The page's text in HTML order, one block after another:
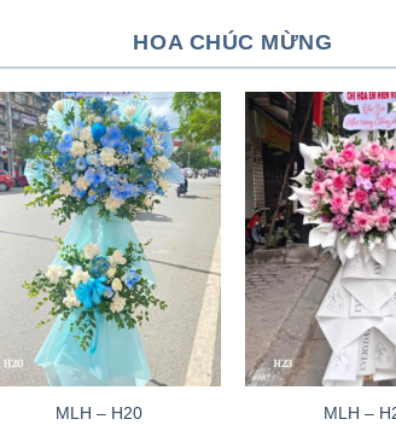
HOA CHÚC MỪNG
MLH – H20
MLH –